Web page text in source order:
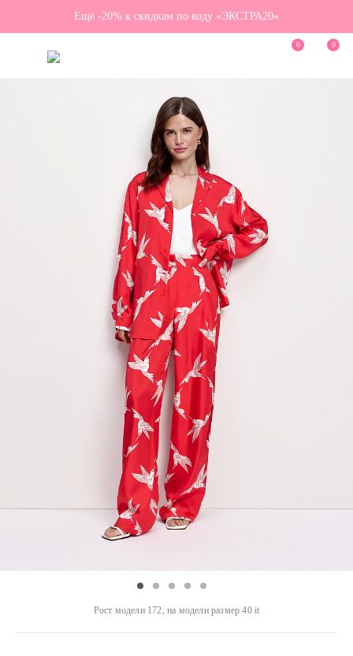
0 0
Ещё -20% к скидкам по коду «ЭКСТРА20»
Рост модели 172, на модели размер 40 it